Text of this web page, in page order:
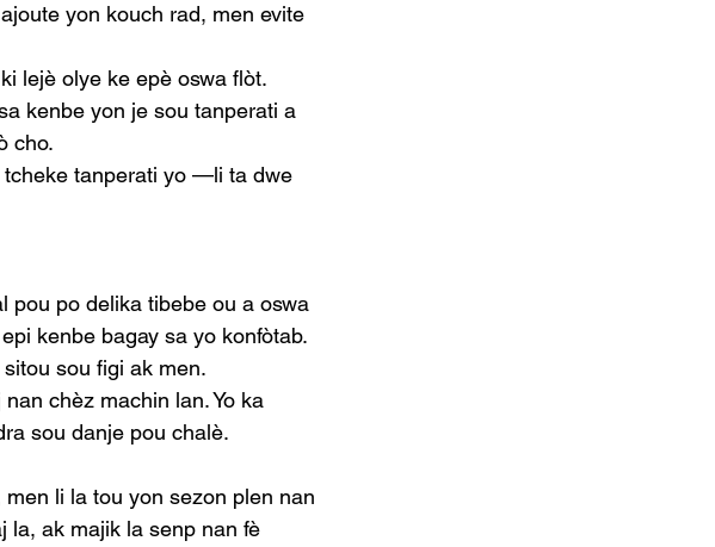
yon kouch rad, men evite
lejè olye ke epè oswa flòt.
kenbe yon je sou tanperati a
cho.
tcheke tanperati yo —li ta dwe
pou po delika tibebe ou a oswa
kenbe bagay sa yo konfòtab.
sou figi ak men.
chèz machin lan. Yo ka
sou danje pou chalè.
li la tou yon sezon plen nan
la, ak majik la senp nan fè